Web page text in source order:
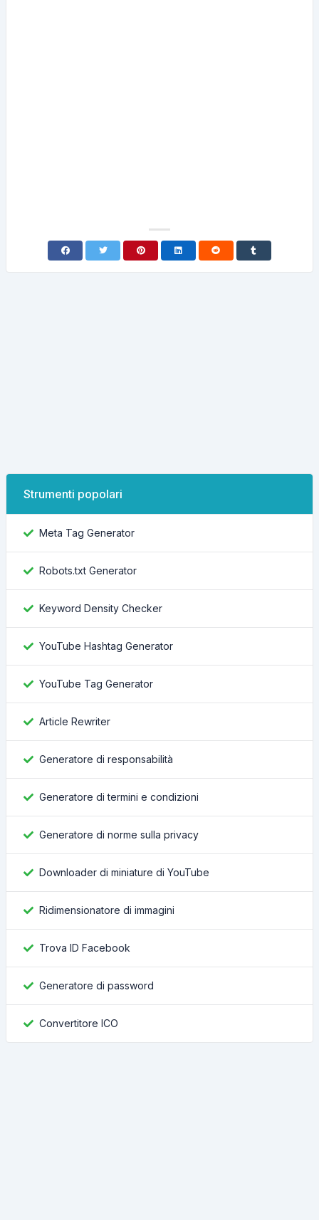
Strumenti popolari
Meta Tag Generator
Robots.txt Generator
Keyword Density Checker
YouTube Hashtag Generator
YouTube Tag Generator
Article Rewriter
Generatore di responsabilità
Generatore di termini e condizioni
Generatore di norme sulla privacy
Downloader di miniature di YouTube
Ridimensionatore di immagini
Trova ID Facebook
Generatore di password
Convertitore ICO